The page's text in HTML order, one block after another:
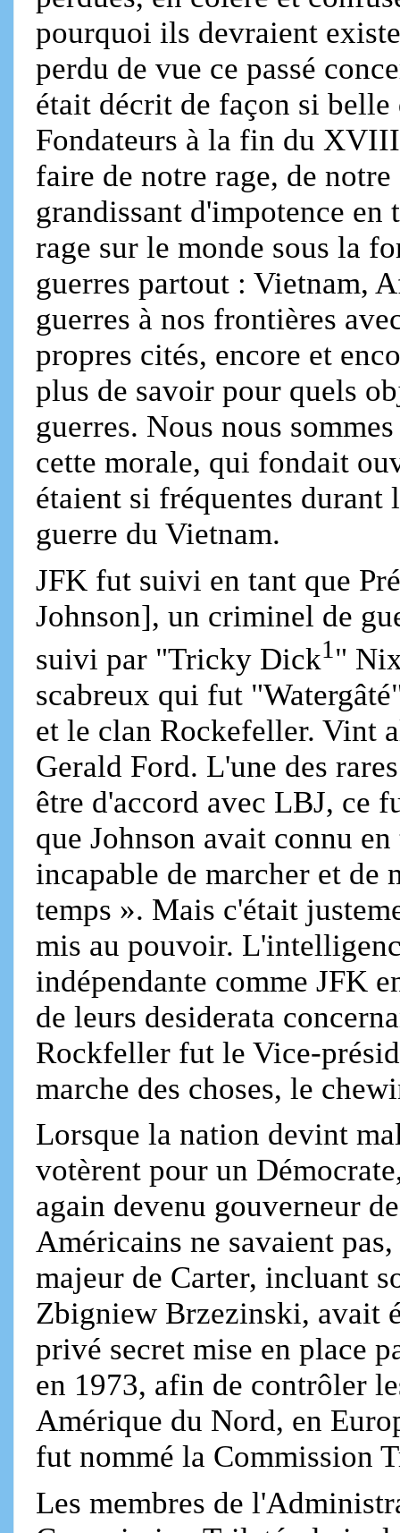
pourquoi ils devraient
perdu de vue ce passé
était décrit de façon si belle
Fondateurs à la fin du
faire de notre rage, de
grandissant d'impotence en
rage sur le monde sous la
guerres partout : Vietnam,
guerres à nos frontières
propres cités, encore et
plus de savoir pour quels
guerres. Nous nous
cette morale, qui fondait
étaient si fréquentes durant
guerre du Vietnam.
JFK fut suivi en tant que
Johnson], un criminel de
suivi par "Tricky Dick1 "
scabreux qui fut
et le clan Rockefeller. Vint
Gerald Ford. L'une des
être d'accord avec LBJ, ce
que Johnson avait connu
incapable de marcher et de
temps ». Mais c'était
mis au pouvoir.
indépendante comme JFK
de leurs desiderata
Rockfeller fut le Vice-
marche des choses, le
Lorsque la nation devint
votèrent pour un
again devenu gouverneur
Américains ne savaient
majeur de Carter, incluant
Zbigniew Brzezinski, avait
privé secret mise en place
en 1973, afin de contrôler
Amérique du Nord, en
fut nommé la Commission
Les membres de